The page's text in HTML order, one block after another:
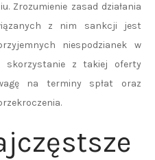
Zrozumienie zasad działania
z nim sankcji jest
niespodzianek w
skorzystanie z takiej oferty
na terminy spłat oraz